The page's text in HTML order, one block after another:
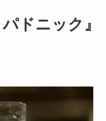
ドニック』